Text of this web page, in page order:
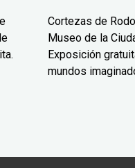
Cortezas de
Museo de la
Exposición
mundos